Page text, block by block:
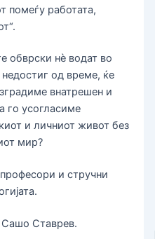
помеѓу работата,
обврски нè водат во
од време, ќе
внатрешен и
го усогласиме
и личниот живот без
мир?
и стручни
Сашо Ставрев.